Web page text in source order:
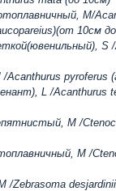
M/
10см
S
Acanthurus pyroferus
L /Acanthurus
M /
M /
/Zebrasoma